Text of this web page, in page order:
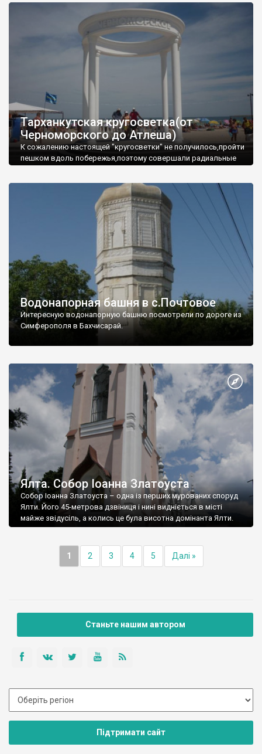
Тарханкутская кругосветка(от
Черноморского до Атлеша)
К сожалению настоящей "кругосветки" не получилось,пройти
пешком вдоль побережья,поэтому совершали радиальные
Водонапорная башня в с.Почтовое
Интересную водонапорную башню посмотрели по дороге из
Симферополя в Бахчисарай.
Ялта. Собор Іоанна Златоуста
Собор Іоанна Златоуста – одна із перших мурованих споруд
Ялти. Його 45-метрова дзвіниця і нині видніється в місті
майже звідусіль, а колись це була висотна домінанта Ялти.
1 2 3 4 5 Далі »
Станьте нашим автором
Підтримати сайт